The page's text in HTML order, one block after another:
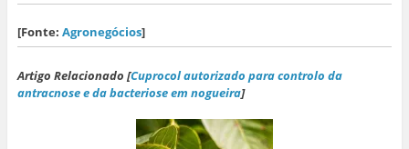
[Fonte: Agronegócios]
Artigo Relacionado [Cuprocol autorizado para controlo da
antracnose e da bacteriose em nogueira]